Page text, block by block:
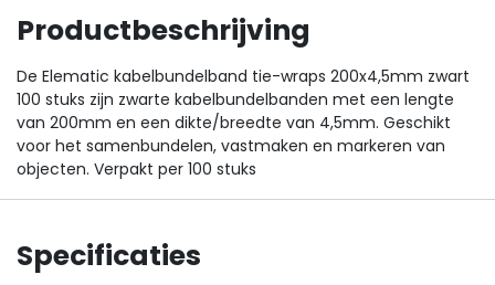
Productbeschrijving
De Elematic kabelbundelband tie-wraps 200x4,5mm zwart
100 stuks zijn zwarte kabelbundelbanden met een lengte
van 200mm en een dikte/breedte van 4,5mm. Geschikt
voor het samenbundelen, vastmaken en markeren van
objecten. Verpakt per 100 stuks
Specificaties